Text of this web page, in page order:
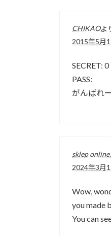
CHIKAOよ
2015年5月
SECRET: 0
PASS:
がんばれー
sklep online
2024年3月
Wow,
you made
You can